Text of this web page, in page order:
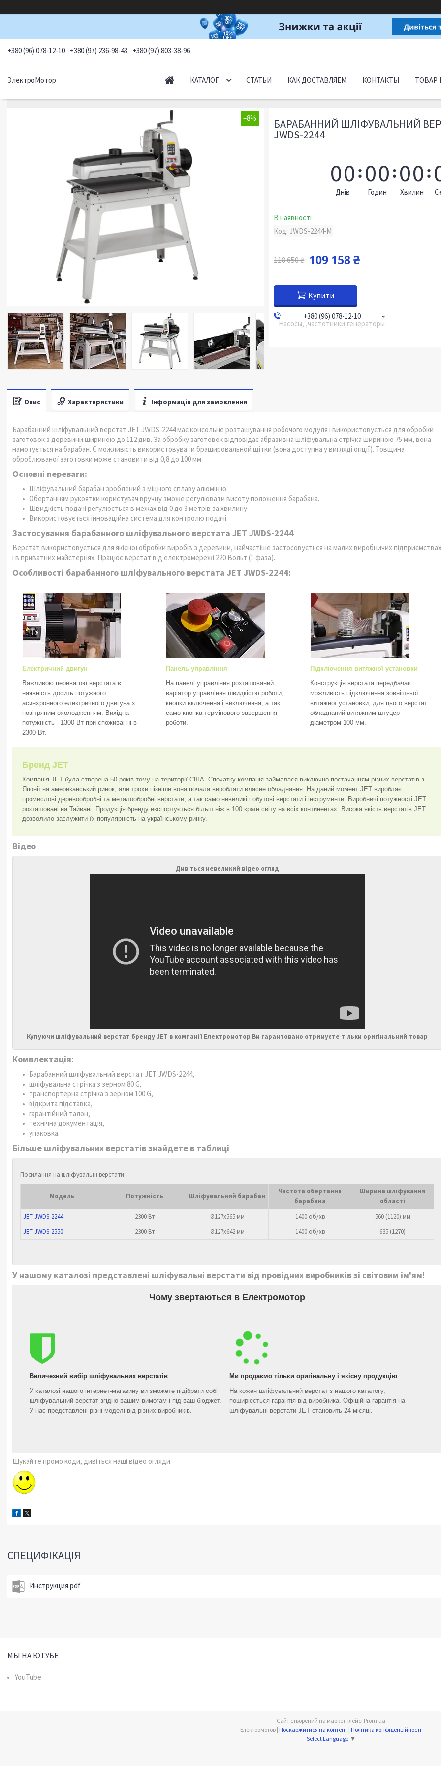
+380 (96) 078-12-10 +380 (97) 236-98-43 +380 (97) 803-38-96
ЭлектроМотор КАТАЛОГ СТАТЬИ КАК ДОСТАВЛЯЕМ КОНТАКТЫ ТОВАР
–8% БАРАБАННИЙ ШЛІФУВАЛЬНИЙ
JWDS-2244
00
Днів
00
Годин
00
Хвилин
В наявності
Код: JWDS-2244-M
118 650 ₴ 109 158 ₴
Купити
+380 (96) 078-12-10
Насосы, ,частотники,генераторы
Опис Характеристики Інформація для замовлення
Барабанний шліфувальний верстат JET JWDS-2244 має консольне розташування робочого модуля і використовується для обробки
заготовок з деревини шириною до 112 див. За обробку заготовок відповідає абразивна шліфувальна стрічка шириною 75 мм, вона
намотується на барабан. Є можливість використовувати брашировальной щітки (вона доступна у вигляді опції). Товщина
оброблюваної заготовки може становити від 0,8 до 100 мм.
Основні переваги:
Шліфувальний барабан зроблений з міцного сплаву алюмінію.
Обертанням рукоятки користувач вручну зможе регулювати висоту положення барабана.
Швидкість подачі регулюється в межах від 0 до 3 метрів за хвилину.
Використовується інноваційна система для контролю подачі.
Застосування барабанного шліфувального верстата JET JWDS-2244
Верстат використовується для якісної обробки виробів з деревини, найчастіше застосовується на малих виробничих підприємствах
і в приватних майстернях. Працює верстат від електромережі 220 Вольт (1 фаза).
Особливості барабанного шліфувального верстата JET JWDS-2244:
Електричний двигун
Важливою перевагою верстата є
наявність досить потужного
асинхронного електричного двигуна з
повітряним охолодженням. Вихідна
потужність - 1300 Вт при споживанні в
2300 Вт.
Панель управління
На панелі управління розташований
варіатор управління швидкістю роботи,
кнопки включення і виключення, а так
само кнопка термінового завершення
роботи.
Підключення витяжної установки
Конструкція верстата передбачає
можливість підключення зовнішньої
витяжної установки, для цього верстат
обладнаний витяжним штуцер
діаметром 100 мм.
Бренд JET
Компанія JET була створена 50 років тому на території США. Спочатку компанія займалася виключно постачанням різних верстатів з
Японії на американський ринок, але трохи пізніше вона почала виробляти власне обладнання. На даний момент JET виробляє
промислові деревообробні та металообробні верстати, а так само невеликі побутові верстати і інструменти. Виробничі потужності JET
розташовані на Тайвані. Продукція бренду експортується більш ніж в 100 країн світу на всіх континентах. Висока якість верстатів JET
дозволило заслужити їх популярність на українському ринку.
Відео
Дивіться невеликий відео огляд
Купуючи шліфувальний верстат бренду JET в компанії Електромотор Ви гарантовано отримуєте тільки оригінальний товар
Комплектація:
Барабанний шліфувальний верстат JET JWDS-2244,
шліфувальна стрічка з зерном 80 G,
транспортерна стрічка з зерном 100 G,
відкрита підставка,
гарантійний талон,
технічна документація,
упаковка.
Більше шліфувальних верстатів знайдете в таблиці
Посилання на шліфувальні верстати:
Модель Потужність Шліфувальний барабан
Частота обертання
барабана
Ширина шліфування
області
JET JWDS-2244
2300 Вт Ø127х565 мм 1400 об/хв
560 (1120) мм
JET JWDS-2550
2300 Вт Ø127х642 мм 1400 об/хв 635 (1270)
У нашому каталозі представлені шліфувальні верстати від провідних виробників зі світовим ім'ям!
Чому звертаються в Електромотор
Величезний вибір шліфувальних верстатів
У каталозі нашого інтернет-магазину ви зможете підібрати собі
шліфувальний верстат згідно вашим вимогам і під ваш бюджет.
У нас представлені різні моделі від різних виробників.
Ми продаємо тільки оригінальну і якісну продукцію
На кожен шліфувальний верстат з нашого каталогу,
поширюється гарантія від виробника. Офіційна гарантія на
шліфувальні верстати JET становить 24 місяці.
Шукайте промо коди, дивіться наші відео огляди.
СПЕЦИФІКАЦІЯ
Инструкция.pdf
МЫ НА ЮТУБЕ
YouTube
Сайт створений на маркетплейсі Prom.ua
Електромотор | Поскаржитися на контент | Політика конфіденційності
Select Language ▼